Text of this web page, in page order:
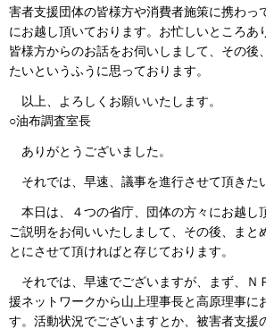
害者支援団体の皆様方や消費者施策に携わっ
にお越し頂いております。お忙しいところあ
皆様方からのお話をお伺いしまして、その後
たいというふうに思っております。
以上、よろしくお願いいたします。
○油布調査室長
ありがとうございました。
それでは、早速、議事を進行させて頂きた
本日は、４つの省庁、団体の方々にお越し
ご説明をお伺いいたしまして、その後、まと
とにさせて頂ければと存じております。
それでは、早速でございますが、まず、Ｎ
援ネットワークから山上理事長と高原理事に
す。活動状況でございますとか、被害者支援